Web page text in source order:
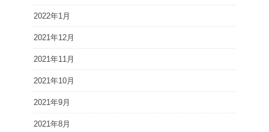
2022年1月
2021年12月
2021年11月
2021年10月
2021年9月
2021年8月